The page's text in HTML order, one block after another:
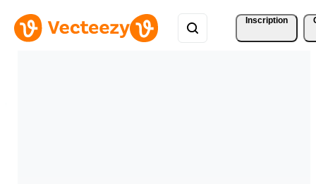
Inscription